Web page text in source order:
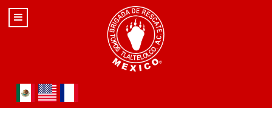
Sélectionnez votre langue